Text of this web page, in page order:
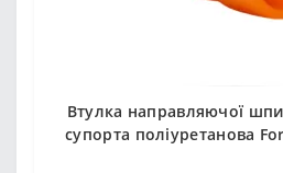
Втулка направляючої
супорта поліуретанова